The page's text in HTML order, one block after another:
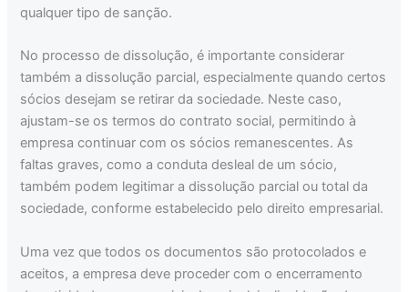
qualquer tipo de sanção.
No processo de dissolução, é importante considerar
também a dissolução parcial, especialmente quando certos
sócios desejam se retirar da sociedade. Neste caso,
ajustam-se os termos do contrato social, permitindo à
empresa continuar com os sócios remanescentes. As
faltas graves, como a conduta desleal de um sócio,
também podem legitimar a dissolução parcial ou total da
sociedade, conforme estabelecido pelo direito empresarial.
Uma vez que todos os documentos são protocolados e
aceitos, a empresa deve proceder com o encerramento